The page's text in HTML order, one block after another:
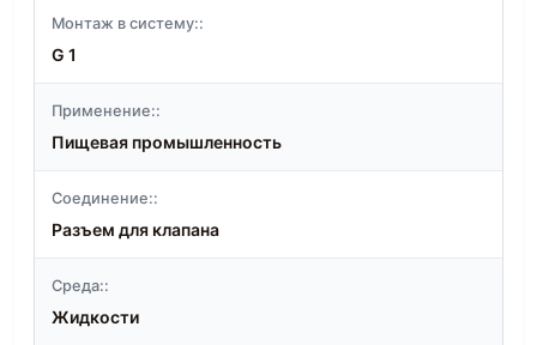
Монтаж в систему::
G 1
Применение::
Пищевая промышленность
Соединение::
Разъем для клапана
Среда::
Жидкости